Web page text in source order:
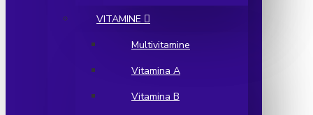
VITAMINE
Multivitamine
Vitamina A
Vitamina B